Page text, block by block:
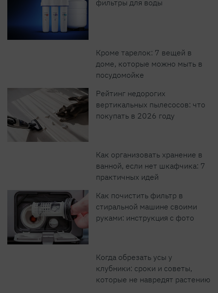
фильтры для воды
Кроме тарелок: 7 вещей в
доме, которые можно мыть в
посудомойке
Рейтинг недорогих
вертикальных пылесосов: что
покупать в 2026 году
Как организовать хранение в
ванной, если нет шкафчика: 7
практичных идей
Как почистить фильтр в
стиральной машине своими
руками: инструкция с фото
Когда обрезать усы у
клубники: сроки и советы,
которые не навредят растению